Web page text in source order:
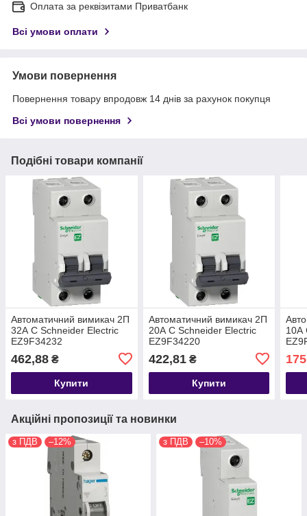
Оплата за реквізитами Приватбанк
Всі умови оплати
Умови повернення
Повернення товару впродовж 14 днів за рахунок покупця
Всі умови повернення
Подібні товари компанії
Автоматичний вимикач 2П
32А С Schneider Electric
EZ9F34232
462,88 ₴
Купити
Автоматичний вимикач 2П
20А С Schneider Electric
EZ9F34220
422,81₴
Купити
10А
Акційні пропозиції та новинки
з ПДВ –12% з ПДВ –10%